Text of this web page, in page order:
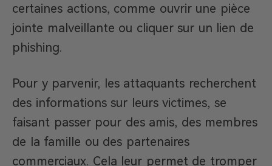
certaines actions, comme ouvrir une pièce
jointe malveillante ou cliquer sur un lien de
phishing.
Pour y parvenir, les attaquants recherchent
des informations sur leurs victimes, se
faisant passer pour des amis, des membres
de la famille ou des partenaires
commerciaux. Cela leur permet de tromper